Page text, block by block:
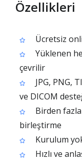
Özellikleri
Ücretsiz
Yüklenen
çevrilir
JPG, PNG,
ve DICOM
Birden fazla
birleştirme
Kurulum
Hızlı ve